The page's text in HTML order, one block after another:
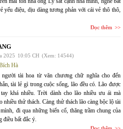
điệu, dịu dàng tương phản với cái vẻ thô thô,
Đọc thêm
2025 10:05 CH (Xem: 14544)
Hà
tài hoa từ văn chương chữ nghĩa cho đến
tài lẻ gì trong cuộc sống, lão đều có. Lão được
khá nhiều. Trời dành cho lão nhiều ưu ái mà
nhiều thử thách. Càng thử thách lão càng bộc lộ tài
đi qua những biến cố, thăng trầm chung của
điều bất đắc ý.